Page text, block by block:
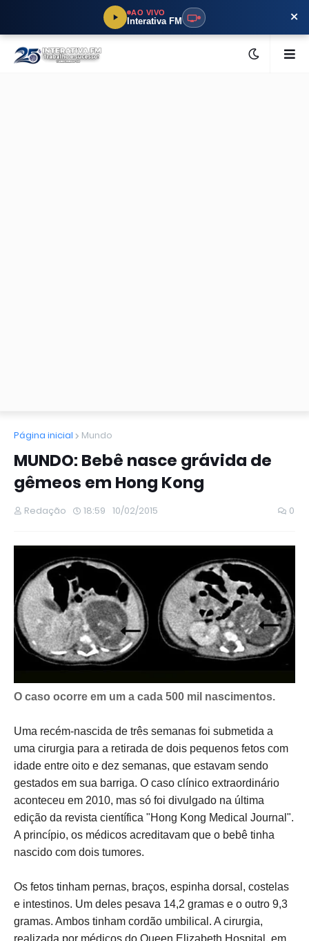
AO VIVO
Interativa FM ×
Página inicial Mundo
MUNDO: Bebê nasce grávida de
gêmeos em Hong Kong
Redação 18:59 10/02/2015 0
O caso ocorre em um a cada 500 mil nascimentos.
Uma recém-nascida de três semanas foi submetida a
uma cirurgia para a retirada de dois pequenos fetos com
idade entre oito e dez semanas, que estavam sendo
gestados em sua barriga. O caso clínico extraordinário
aconteceu em 2010, mas só foi divulgado na última
edição da revista científica "Hong Kong Medical Journal".
A princípio, os médicos acreditavam que o bebê tinha
nascido com dois tumores.
Os fetos tinham pernas, braços, espinha dorsal, costelas
e intestinos. Um deles pesava 14,2 gramas e o outro 9,3
gramas. Ambos tinham cordão umbilical. A cirurgia,
realizada por médicos do Queen Elizabeth Hospital, em